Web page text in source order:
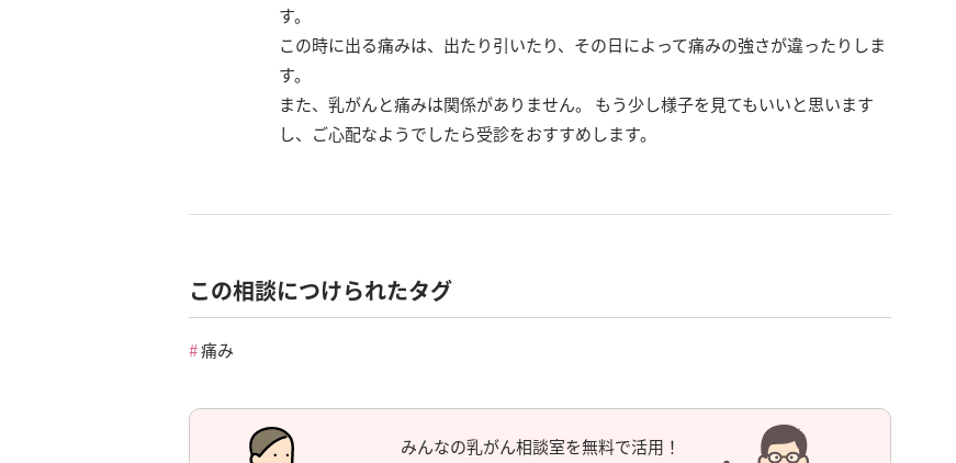
す。
この時に出る痛みは、出たり引いたり、その日によって痛みの強さが違ったりしま
す。
また、乳がんと痛みは関係がありません。 もう少し様子を見てもいいと思います
し、ご心配なようでしたら受診をおすすめします。
この相談につけられたタグ
痛み
みんなの乳がん相談室を無料で活用！